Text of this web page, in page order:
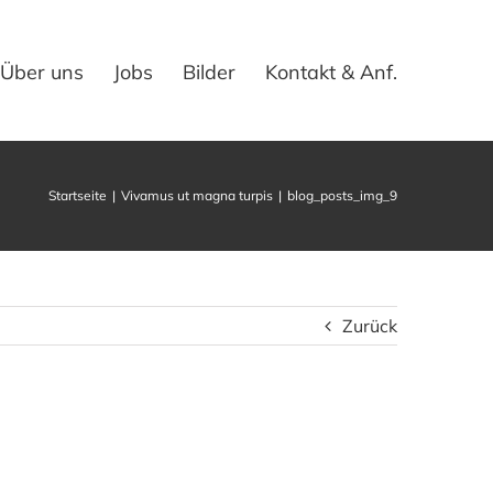
Über uns Jobs Bilder Kontakt & Anf.
Startseite Vivamus ut magna turpis blog_posts_img_9
Zurück